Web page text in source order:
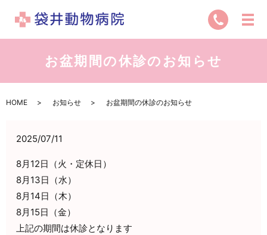
お盆期間の休診のお知らせ
HOME お知らせ お盆期間の休診のお知らせ
2025/07/11
8月12日（火・定休日）
8月13日（水）
8月14日（木）
8月15日（金）
上記の期間は休診となります